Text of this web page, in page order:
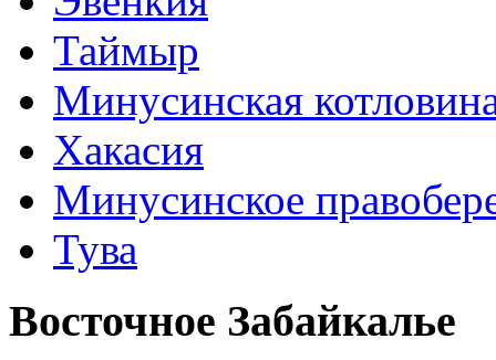
Таймыр
Минусинская
Хакасия
Минусинское
Тува
Восточное Забайкалье